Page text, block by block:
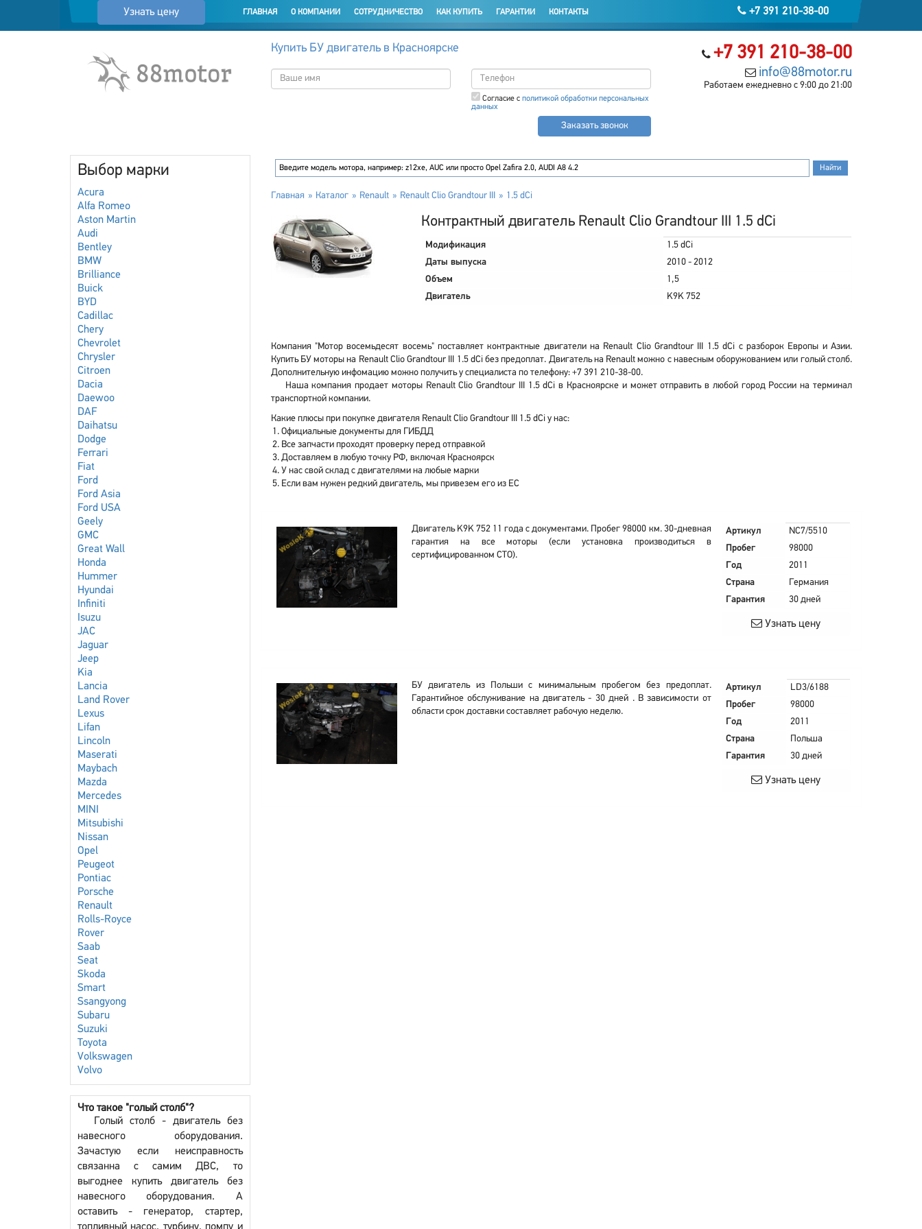
Узнать цену +7 391 210-38-00
ГЛАВНАЯ О КОМПАНИИ СОТРУДНИЧЕСТВО КАК КУПИТЬ ГАРАНТИИ КОНТАКТЫ
+7 391 210-38-00
info@88motor.ru
Работаем ежедневно с 9:00 до 21:00
Купить БУ двигатель в Красноярске
Согласие с политикой обработки персональных
данных
Заказать звонок
Выбор марки
Acura
Alfa Romeo
Aston Martin
Audi
Bentley
BMW
Brilliance
Buick
BYD
Cadillac
Chery
Chevrolet
Chrysler
Citroen
Dacia
Daewoo
DAF
Daihatsu
Dodge
Ferrari
Fiat
Ford
Ford Asia
Ford USA
Geely
GMC
Great Wall
Honda
Hummer
Hyundai
Infiniti
Isuzu
JAC
Jaguar
Jeep
Kia
Lancia
Land Rover
Lexus
Lifan
Lincoln
Maserati
Maybach
Mazda
Mercedes
MINI
Mitsubishi
Nissan
Opel
Peugeot
Pontiac
Porsche
Renault
Rolls-Royce
Rover
Saab
Seat
Skoda
Smart
Ssangyong
Subaru
Suzuki
Toyota
Volkswagen
Volvo
Что такое "голый столб"?
Голый столб - двигатель без
навесного оборудования.
Зачастую если неисправность
связанна с самим ДВС, то
выгоднее купить двигатель без
навесного оборудования. А
оставить - генератор, стартер,
Главная Каталог Renault Renault Clio Grandtour III 1.5 dCi
Контрактный двигатель Renault Clio Grandtour III 1.5 dCi
Модификация
1.5 dCi
Даты выпуска
2010 - 2012
Объем
1,5
Двигатель
K9K 752
Компания "Мотор восемьдесят восемь" поставляет контрактные двигатели на Renault Clio Grandtour III 1.5 dCi с разборок Европы и Азии.
Купить БУ моторы на Renault Clio Grandtour III 1.5 dCi без предоплат. Двигатель на Renault можно с навесным оборужованием или голый столб.
Дополнительную инфомацию можно получить у специалиста по телефону: +7 391 210-38-00.
Наша компания продает моторы Renault Clio Grandtour III 1.5 dCi в Красноярске и может отправить в любой город России на терминал
транспортной компании.
Какие плюсы при покупке двигателя Renault Clio Grandtour III 1.5 dCi у нас:
Официальные документы для ГИБДД
Все запчасти проходят проверку перед отправкой
Доставляем в любую точку РФ, включая Красноярск
У нас свой склад с двигателями на любые марки
Если вам нужен редкий двигатель, мы привезем его из ЕС
Двигатель K9K 752 11 года с документами. Пробег 98000 км. 30-дневная
гарантия на все моторы (если установка производиться в
сертифицированном СТО).
Артикул
NC7/5510
Пробег
98000
Год
2011
Страна
Германия
Гарантия
30 дней
Узнать цену
БУ двигатель из Польши с минимальным пробегом без предоплат.
Гарантийное обслуживание на двигатель - 30 дней . В зависимости от
области срок доставки составляет рабочую неделю.
Артикул
LD3/6188
Пробег
98000
Год
2011
Страна
Польша
Гарантия
30 дней
Узнать цену